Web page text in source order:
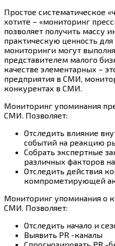
Простое систематическое
хотите – «мониторинг
позволяет получить
практическую ценность
мониторинги могут
представителем малого
качестве элементарных –
предприятия в СМИ,
конкурентах в СМИ.
Мониторинг упоминания
СМИ. Позволяет:
Отследить влияние
событий на реакцию
Собрать экспертные
различных факторов
Отследить действия
компрометирующей
Мониторинг упоминания о
СМИ. Позволяет:
Отследить начало и
Выявить PR -каналы